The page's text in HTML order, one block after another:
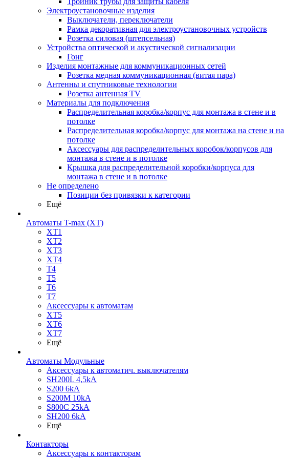
Электроустановочные изделия
Выключатели, переключатели
Рамка декоративная для электроустановочных устройств
Розетка силовая (штепсельная)
Устройства оптической и акустической сигнализации
Гонг
Изделия монтажные для коммуникационных сетей
Розетка медная коммуникационная (витая пара)
Антенны и спутниковые технологии
Розетка антенная TV
Материалы для подключения
Распределительная коробка/корпус для монтажа в стене и в
потолке
Распределительная коробка/корпус для монтажа на стене и на
потолке
Аксессуары для распределительных коробок/корпусов для
монтажа в стене и в потолке
Крышка для распределительной коробки/корпуса для
монтажа в стене и в потолке
Не определено
Позиции без привязки к категории
Ещё
Автоматы T-max (XT)
XT1
XT2
XT3
XT4
T4
T5
T6
T7
Аксессуары к автоматам
XT5
XT6
XT7
Ещё
Автоматы Модульные
Аксессуары к автоматич. выключателям
SH200L 4,5kA
S200 6kA
S200M 10kA
S800C 25kA
SH200 6kA
Ещё
Контакторы
Аксессуары к контакторам